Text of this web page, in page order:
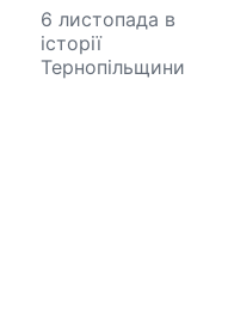
6 листопада в
історії
Тернопільщини